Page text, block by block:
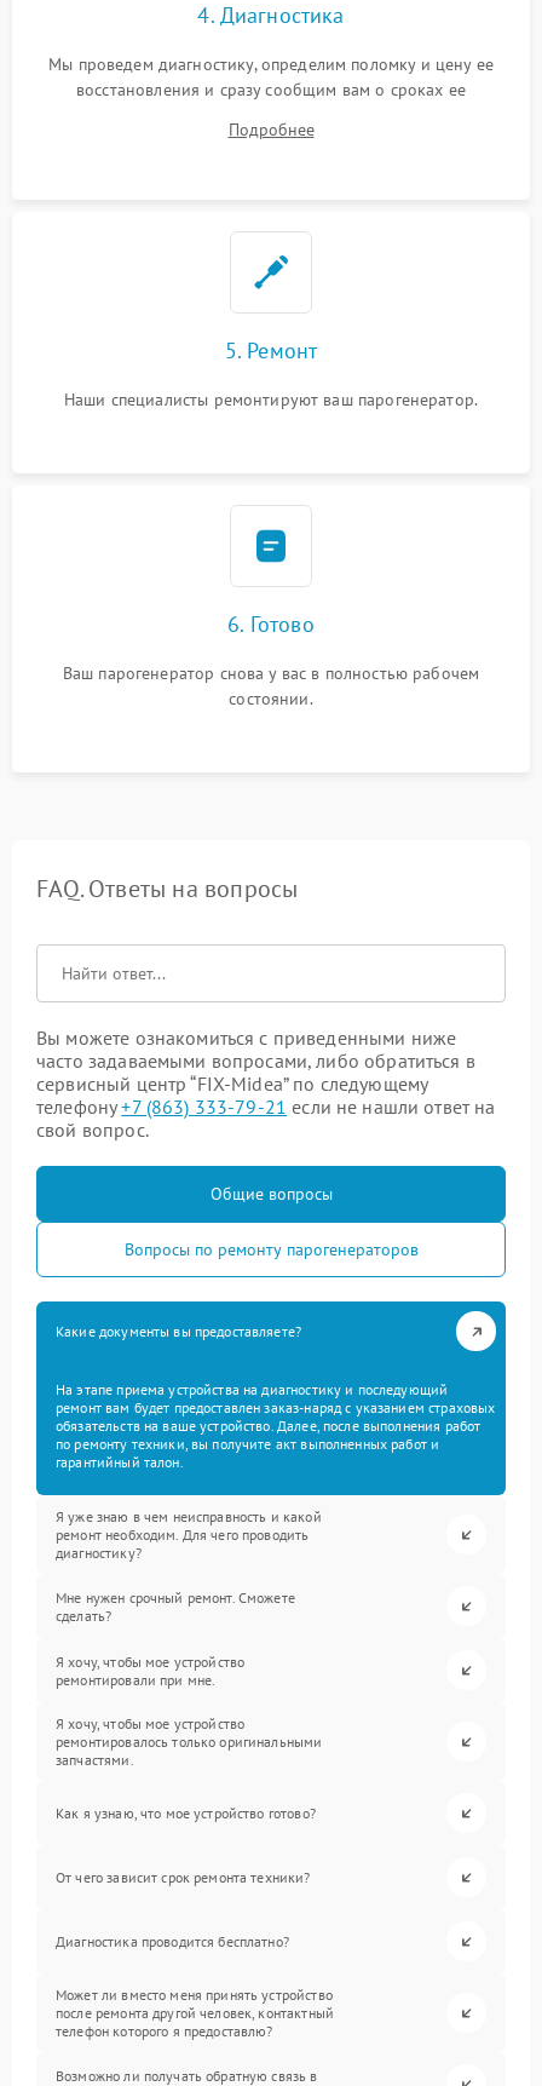
4. Диагностика
Мы проведем диагностику, определим поломку и цену ее
восстановления и сразу сообщим вам о сроках ее
Подробнее
5. Ремонт
Наши специалисты ремонтируют ваш парогенератор.
6. Готово
Ваш парогенератор снова у вас в полностью рабочем
состоянии.
FAQ. Ответы на вопросы
Вы можете ознакомиться с приведенными ниже
часто задаваемыми вопросами, либо обратиться в
сервисный центр “FIX-Midea” по следующему
телефону+7 (863) 333-79-21 если не нашли ответ на
свой вопрос.
Общие вопросы
Вопросы по ремонту парогенераторов
Какие документы вы предоставляете?
На этапе приема устройства на диагностику и последующий
ремонт вам будет предоставлен заказ-наряд с указанием страховых
обязательств на ваше устройство. Далее, после выполнения работ
по ремонту техники, вы получите акт выполненных работ и
гарантийный талон.
Я уже знаю в чем неисправность и какой
ремонт необходим. Для чего проводить
диагностику?
Мне нужен срочный ремонт. Сможете
сделать?
Я хочу, чтобы мое устройство
ремонтировали при мне.
Я хочу, чтобы мое устройство
ремонтировалось только оригинальными
запчастями.
Как я узнаю, что мое устройство готово?
От чего зависит срок ремонта техники?
Диагностика проводится бесплатно?
Может ли вместо меня принять устройство
после ремонта другой человек, контактный
телефон которого я предоставлю?
Возможно ли получать обратную связь в